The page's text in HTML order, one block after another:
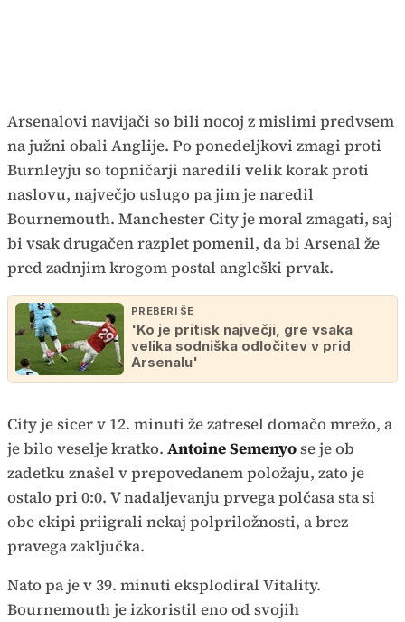
Arsenalovi navijači so bili nocoj z mislimi predvsem
na južni obali Anglije. Po ponedeljkovi zmagi proti
Burnleyju so topničarji naredili velik korak proti
naslovu, največjo uslugo pa jim je naredil
Bournemouth. Manchester City je moral zmagati, saj
bi vsak drugačen razplet pomenil, da bi Arsenal že
pred zadnjim krogom postal angleški prvak.
PREBERI ŠE
'Ko je pritisk največji, gre vsaka
velika sodniška odločitev v prid
Arsenalu'
City je sicer v 12. minuti že zatresel domačo mrežo, a
je bilo veselje kratko. Antoine Semenyose je ob
zadetku znašel v prepovedanem položaju, zato je
ostalo pri 0:0. V nadaljevanju prvega polčasa sta si
obe ekipi priigrali nekaj polpriložnosti, a brez
pravega zaključka.
Nato pa je v 39. minuti eksplodiral Vitality.
Bournemouth je izkoristil eno od svojih